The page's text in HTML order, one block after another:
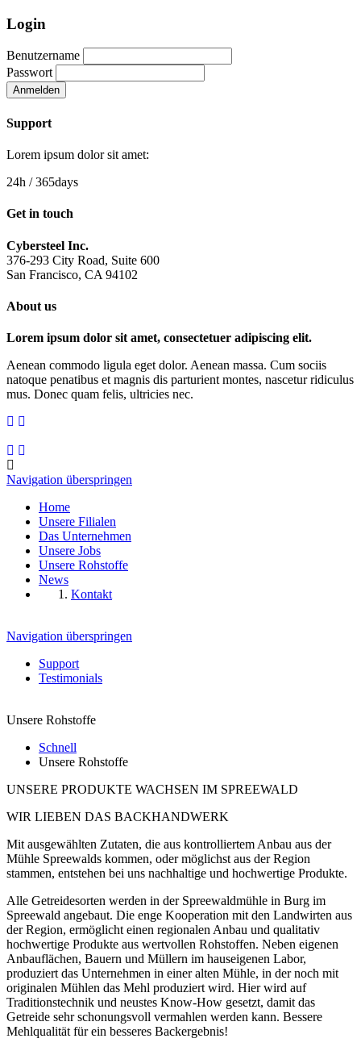
Login
Benutzername
Passwort
Anmelden
Support
Lorem ipsum dolor sit amet:
24h / 365days
Get in touch
Cybersteel Inc.
376-293 City Road, Suite 600
San Francisco, CA 94102
About us
Lorem ipsum dolor sit amet, consectetuer adipiscing elit.
Aenean commodo ligula eget dolor. Aenean massa. Cum sociis
natoque penatibus et magnis dis parturient montes, nascetur ridiculus
mus. Donec quam felis, ultricies nec.
Navigation überspringen
Home
Unsere Filialen
Das Unternehmen
Unsere Jobs
Unsere Rohstoffe
News
Kontakt
Navigation überspringen
Support
Testimonials
Unsere Rohstoffe
Schnell
Unsere Rohstoffe
UNSERE PRODUKTE WACHSEN IM SPREEWALD
WIR LIEBEN DAS BACKHANDWERK
Mit ausgewählten Zutaten, die aus kontrolliertem Anbau aus der
Mühle Spreewalds kommen, oder möglichst aus der Region
stammen, entstehen bei uns nachhaltige und hochwertige Produkte.
Alle Getreidesorten werden in der Spreewaldmühle in Burg im
Spreewald angebaut. Die enge Kooperation mit den Landwirten aus
der Region, ermöglicht einen regionalen Anbau und qualitativ
hochwertige Produkte aus wertvollen Rohstoffen. Neben eigenen
Anbauflächen, Bauern und Müllern im hauseigenen Labor,
produziert das Unternehmen in einer alten Mühle, in der noch mit
originalen Mühlen das Mehl produziert wird. Hier wird auf
Traditionstechnik und neustes Know-How gesetzt, damit das
Getreide sehr schonungsvoll vermahlen werden kann. Bessere
Mehlqualität für ein besseres Backergebnis!